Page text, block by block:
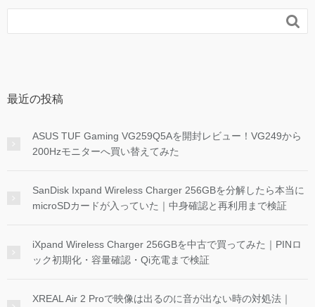

最近の投稿
ASUS TUF Gaming VG259Q5Aを開封レビュー！VG249から
200Hzモニターへ買い替えてみた
SanDisk Ixpand Wireless Charger 256GBを分解したら本当に
microSDカードが入っていた｜中身確認と再利用まで検証
iXpand Wireless Charger 256GBを中古で買ってみた｜PINロ
ック初期化・容量確認・Qi充電まで検証
XREAL Air 2 Proで映像は出るのに音が出ない時の対処法｜